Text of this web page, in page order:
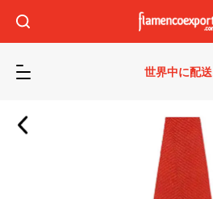
世界中に配送